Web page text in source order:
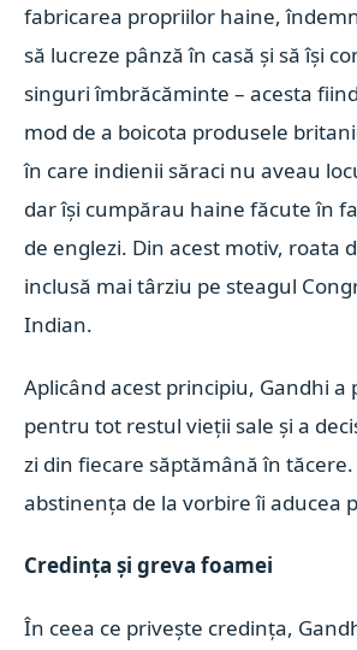
fabricarea propriilor haine,
să lucreze pânză în casă şi să îşi
singuri îmbrăcăminte – acesta
mod de a boicota produsele
în care indienii săraci nu aveau
dar îşi cumpărau haine făcute în
de englezi. Din acest motiv, roata
inclusă mai târziu pe steagul
Indian.
Aplicând acest principiu, Gandhi
pentru tot restul vieţii sale şi a
zi din fiecare săptămână în tăcere.
abstinenţa de la vorbire îi aducea
Credinţa şi greva foamei
În ceea ce priveşte credinţa,